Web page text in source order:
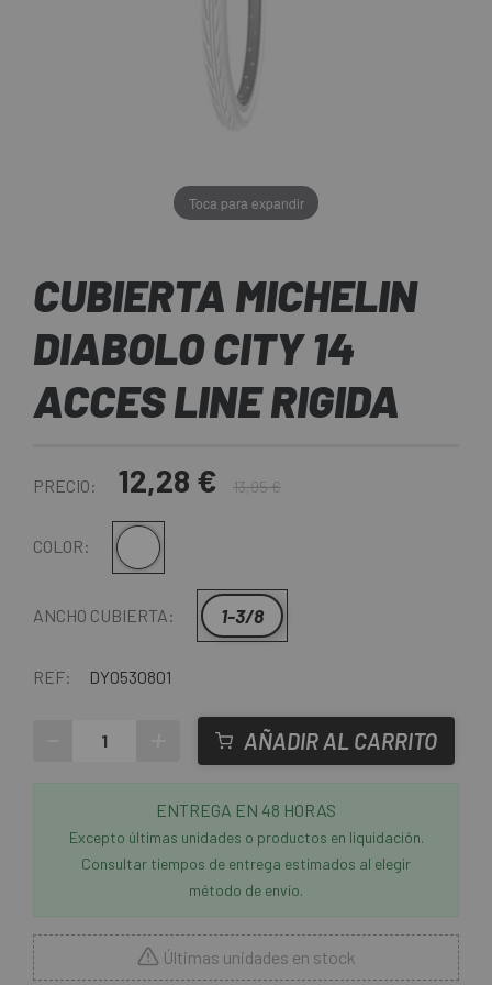
Toca para expandir
CUBIERTA MICHELIN
DIABOLO CITY 14
ACCES LINE RIGIDA
PRECIO: 12,28 € 13,95 €
COLOR: Blanco
ANCHO CUBIERTA: 1-3/8
REF: DY0530801
AÑADIR AL CARRITO
ENTREGA EN 48 HORAS
Excepto últimas unidades o productos en liquidación.
Consultar tiempos de entrega estimados al elegir
método de envío.
Últimas unidades en stock